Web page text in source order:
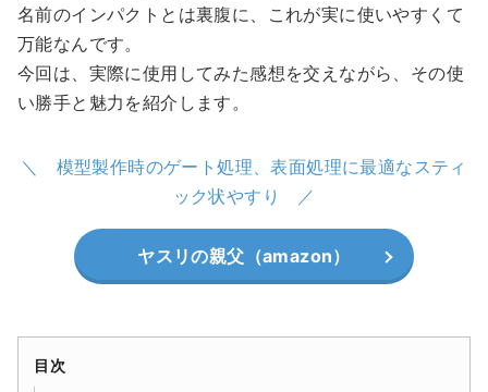
名前のインパクトとは裏腹に、これが実に使いやすくて
万能なんです。
今回は、実際に使用してみた感想を交えながら、その使
い勝手と魅力を紹介します。
模型製作時のゲート処理、表面処理に最適なスティ
ック状やすり
ヤスリの親父（amazon）
目次